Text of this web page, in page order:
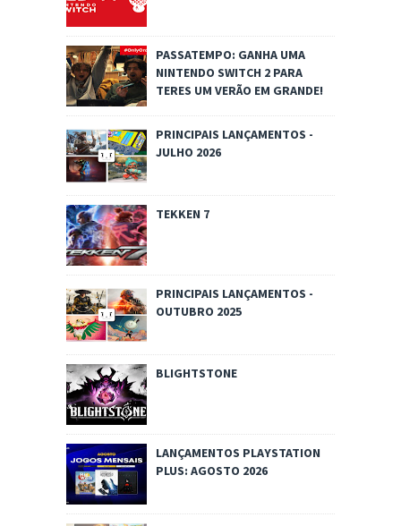
PASSATEMPO: GANHA UMA
NINTENDO SWITCH 2 PARA
TERES UM VERÃO EM GRANDE!
PRINCIPAIS LANÇAMENTOS -
JULHO 2026
TEKKEN 7
PRINCIPAIS LANÇAMENTOS -
OUTUBRO 2025
BLIGHTSTONE
LANÇAMENTOS PLAYSTATION
PLUS: AGOSTO 2026